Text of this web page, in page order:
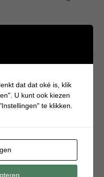
wasknijper
dat dat oké is, klik
U kunt ook kiezen
te klikken.